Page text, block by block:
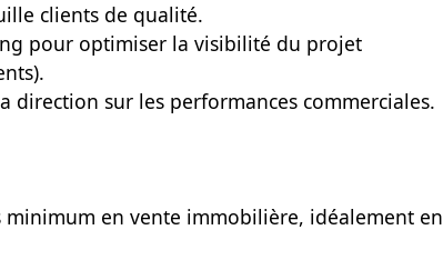
clients de qualité.
pour optimiser la visibilité du projet
direction sur les performances commerciales.
minimum en vente immobilière, idéalement en